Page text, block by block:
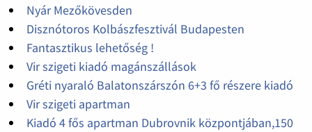
Nyár Mezőkövesden
Disznótoros Kolbászfesztivál Budapesten
Fantasztikus lehetőség !
Vir szigeti kiadó magánszállások
Gréti nyaraló Balatonszárszón 6+3 fő részere kiadó
Vir szigeti apartman
Kiadó 4 fős apartman Dubrovnik központjában,150